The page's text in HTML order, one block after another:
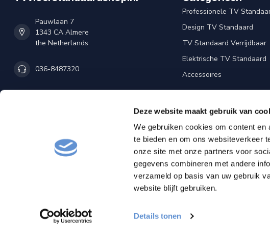
Deze website maakt gebruik van
We gebruiken cookies om content
te bieden en om ons websiteverkeer
onze site met onze partners voor
gegevens combineren met andere
verzameld op basis van uw gebruik
website blijft gebruiken.
Details tonen
Pauwlaan 7
1343 CA Almere
the Netherlands
036-8487320
Professionele TV
Design TV Standaard
TV Standaard Verrijdbaar
Elektrische TV Standaard
Accessoires
© Copyright 2026